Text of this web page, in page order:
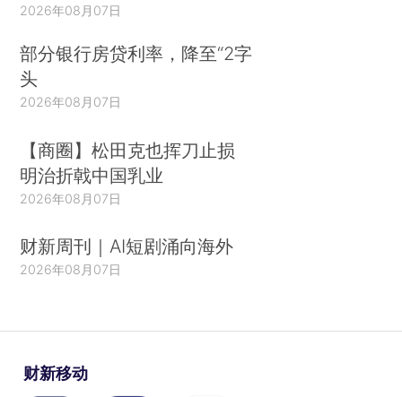
2026年08月07日
部分银行房贷利率，降至“2字
头
2026年08月07日
【商圈】松田克也挥刀止损
明治折戟中国乳业
2026年08月07日
财新周刊｜AI短剧涌向海外
2026年08月07日
财新移动